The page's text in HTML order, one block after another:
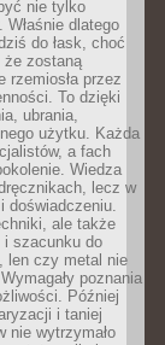
nie tylko
dlatego
do łask, choć
że zostaną
rzemiosła przez
To dzięki
ubrania,
użytku. Każda
a fach
Wiedza
lecz w
doświadczeniu.
ale także
i szacunku do
len czy metal nie
poznania
Później
i taniej
nie wytrzymało